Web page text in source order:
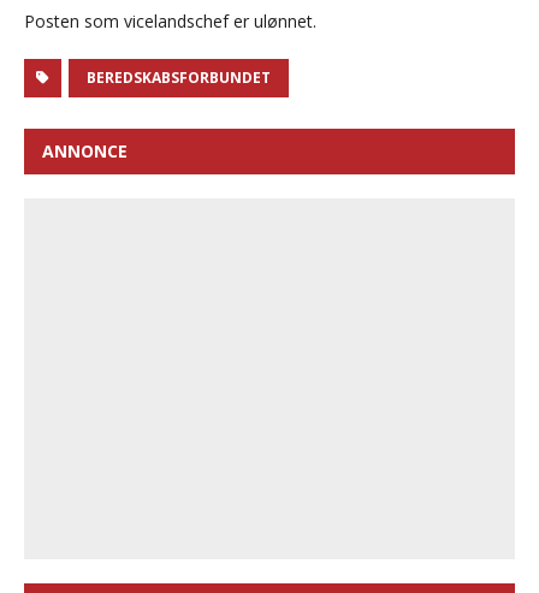
Posten som vicelandschef er ulønnet.
BEREDSKABSFORBUNDET
ANNONCE